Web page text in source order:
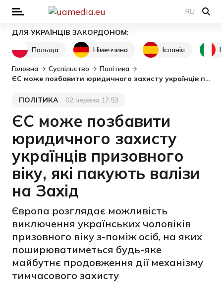
RU
ДЛЯ УКРАЇНЦІВ ЗАКОРДОНОМ:
Польща
Німеччина Іспанія
Головна Суспільство
Політика
ЄС може позбавити юридичного захисту українців призовного віку, які пакують валізи на Захід
Категорія
ПОЛІТИКА
Дата публікації02 червня 17:53
ЄС може позбавити
юридичного захисту
українців призовного
віку, які пакують валізи
на Захід
Європа розглядає можливість
виключення українських чоловіків
призовного віку з-поміж осіб, на яких
поширюватиметься будь-яке
майбутнє продовження дії механізму
тимчасового захисту